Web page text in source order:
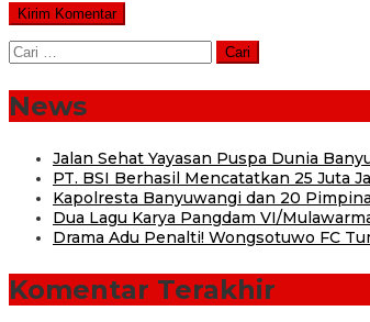
Cari
untuk:
News
Jalan Sehat Yayasan Puspa Dunia
PT. BSI Berhasil Mencatatkan 25 Juta
Kapolresta Banyuwangi dan 20
Dua Lagu Karya Pangdam VI/
Drama Adu Penalti! Wongsotuwo FC
Komentar Terakhir